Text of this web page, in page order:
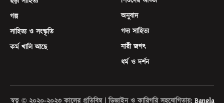
গল্প
সাহিত্য ও সংস্কৃতি
কর্ম খালি আছে
অনুবাদ
গদ্য সাহিত্য
নারী জগৎ
ধর্ম ও দর্শন
স্বত্ব © ২০২০-২০২৩ কালের প্রতিবিম্ব | ডিজাইন ও কারিগরি সহযোগিতায়: Bangla